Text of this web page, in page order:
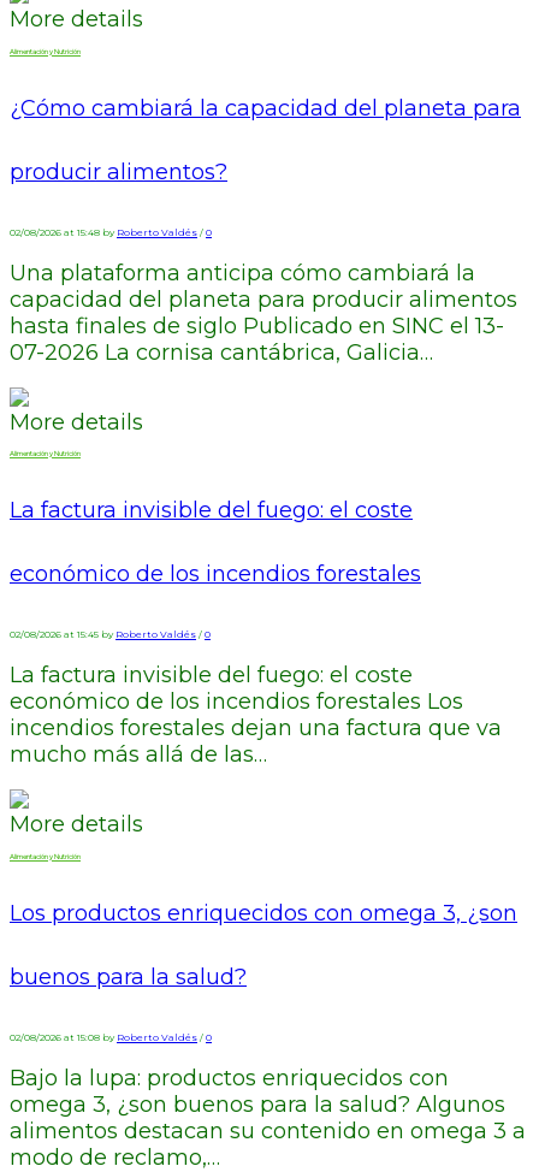
More details
Alimentación y Nutrición
¿Cómo cambiará la capacidad del planeta para
producir alimentos?
02/08/2026 at 15:48 by Roberto Valdés / 0
Una plataforma anticipa cómo cambiará la
capacidad del planeta para producir alimentos
hasta finales de siglo Publicado en SINC el 13-
07-2026 La cornisa cantábrica, Galicia…
More details
Alimentación y Nutrición
La factura invisible del fuego: el coste
económico de los incendios forestales
02/08/2026 at 15:45 by Roberto Valdés / 0
La factura invisible del fuego: el coste
económico de los incendios forestales Los
incendios forestales dejan una factura que va
mucho más allá de las…
More details
Alimentación y Nutrición
Los productos enriquecidos con omega 3, ¿son
buenos para la salud?
02/08/2026 at 15:08 by Roberto Valdés / 0
Bajo la lupa: productos enriquecidos con
omega 3, ¿son buenos para la salud? Algunos
alimentos destacan su contenido en omega 3 a
modo de reclamo,…